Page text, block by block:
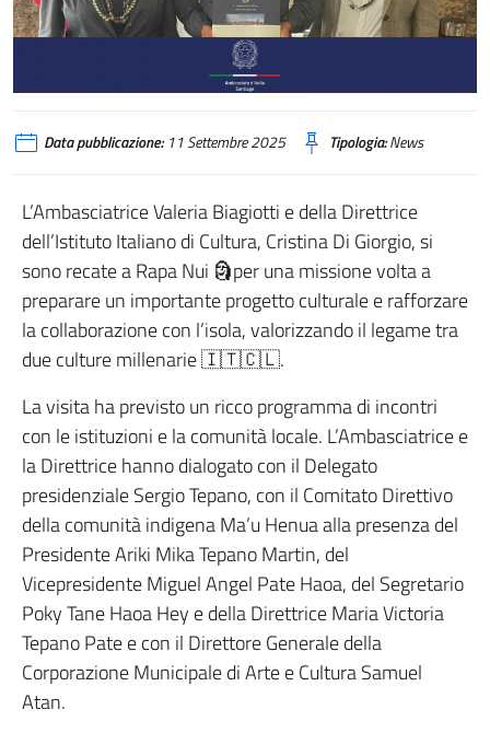
Data pubblicazione:11 Settembre 2025 Tipologia:News
L’Ambasciatrice Valeria Biagiotti e della Direttrice
dell’Istituto Italiano di Cultura, Cristina Di Giorgio, si
sono recate a Rapa Nui 🗿per una missione volta a
preparare un importante progetto culturale e rafforzare
la collaborazione con l’isola, valorizzando il legame tra
due culture millenarie 🇮🇹🇨🇱.
La visita ha previsto un ricco programma di incontri
con le istituzioni e la comunità locale. L’Ambasciatrice e
la Direttrice hanno dialogato con il Delegato
presidenziale Sergio Tepano, con il Comitato Direttivo
della comunità indigena Ma’u Henua alla presenza del
Presidente Ariki Mika Tepano Martin, del
Vicepresidente Miguel Angel Pate Haoa, del Segretario
Poky Tane Haoa Hey e della Direttrice Maria Victoria
Tepano Pate e con il Direttore Generale della
Corporazione Municipale di Arte e Cultura Samuel
Atan.